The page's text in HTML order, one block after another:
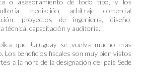
o asesoramiento de todo tipo, y los
mediación, arbitraje comercial
proyectos de ingeniería, diseño,
técnica, capacitación y auditoría.”
que Uruguay se vuelva mucho más
Los beneficios fiscales son muy bien vistos
a la hora de la designación del país Sede